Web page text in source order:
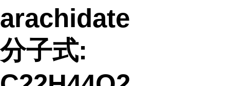
arachidate
分子式: